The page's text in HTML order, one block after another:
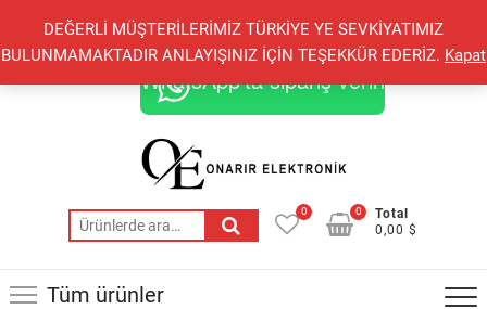
DEĞERLİ MÜŞTERİLERİMİZ TÜRKİYE YE SEVKİYATIMIZ
BULUNMAMAKTADIR ANLAYIŞINIZ İÇİN TEŞEKKÜR EDERİZ. Kapat
content
+90 548 821 78 85 +90 548 855 25 53
onarirelektronik@gmail.com
WhatsApp'ta sipariş verin
Ara:
0
Total
0,00 $
0
Tüm ürünler